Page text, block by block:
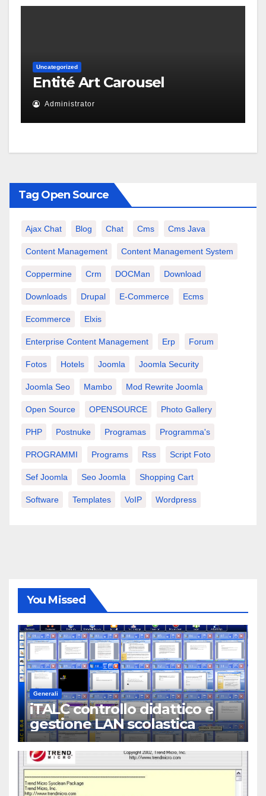
Uncategorized
Entité Art Carousel
Administrator
Tag Open Source
Ajax Chat Blog Chat Cms Cms Java
Content Management Content Management System
Coppermine Crm DOCMan Download
Downloads Drupal E-Commerce Ecms
Ecommerce Elxis
Enterprise Content Management Erp Forum
Fotos Hotels Joomla Joomla Security
Joomla Seo Mambo Mod Rewrite Joomla
Open Source OPENSOURCE Photo Gallery
PHP Postnuke Programas Programma's
PROGRAMMI Programs Rss Script Foto
Sef Joomla Seo Joomla Shopping Cart
Software Templates VoIP Wordpress
You Missed
Generali
iTALC controllo didattico e
gestione LAN scolastica